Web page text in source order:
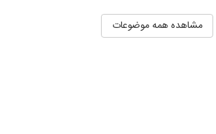
مشاهده همه موضوعات